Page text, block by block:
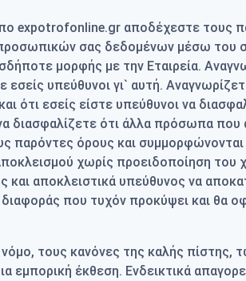
expotrofonline.gr αποδέχεστε τους
σας δεδομένων μέσω του
μορφής με την Εταιρεία.
υπεύθυνοι γι` αυτή.
ότι εσείς είστε υπεύθυνοι να
διασφαλίζετε ότι άλλα πρόσωπα
παρόντες όρους και
χωρίς προειδοποίηση
αποκλειστικά υπεύθυνος να
που τυχόν προκύψει και θα
τους κανόνες της καλής
εμπορική έκθεση. Ενδεικτικά